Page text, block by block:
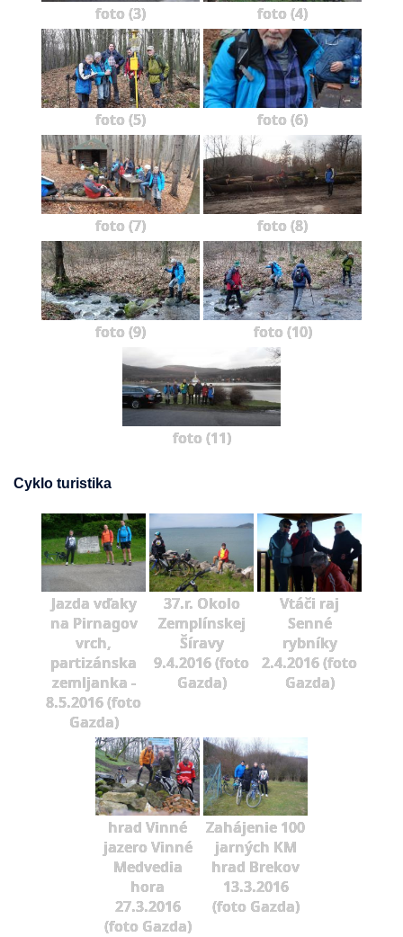
foto (3) foto (4)
foto (5) foto (6)
foto (7) foto (8)
foto (9) foto (10)
foto (11)
Cyklo turistika
Jazda vďaky
na Pirnagov
vrch,
partizánska
zemljanka -
8.5.2016 (foto
Gazda)
37.r. Okolo
Zemplínskej
Šíravy
9.4.2016 (foto
Gazda)
Vtáči raj
Senné
rybníky
2.4.2016 (foto
Gazda)
hrad Vinné
jazero Vinné
Medvedia
hora
27.3.2016
(foto Gazda)
Zahájenie 100
jarných KM
hrad Brekov
13.3.2016
(foto Gazda)